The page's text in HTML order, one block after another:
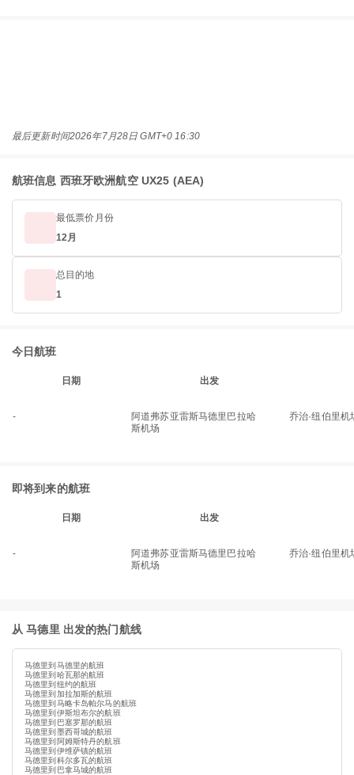
最后更新时间2026年7月28日 GMT+0 16:30
航班信息 西班牙欧洲航空 UX25 (AEA)
最低票价月份
12月
总目的地
1
今日航班
日期 出发
-
阿道弗苏亚雷斯马德里巴拉哈
斯机场
乔治·纽伯里机
即将到来的航班
日期 出发
-
阿道弗苏亚雷斯马德里巴拉哈
斯机场
乔治·纽伯里机
从 马德里 出发的热门航线
马德里到马德里的航班
马德里到哈瓦那的航班
马德里到纽约的航班
马德里到加拉加斯的航班
马德里到马略卡岛帕尔马的航班
马德里到伊斯坦布尔的航班
马德里到巴塞罗那的航班
马德里到墨西哥城的航班
马德里到阿姆斯特丹的航班
马德里到伊维萨镇的航班
马德里到科尔多瓦的航班
马德里到巴拿马城的航班